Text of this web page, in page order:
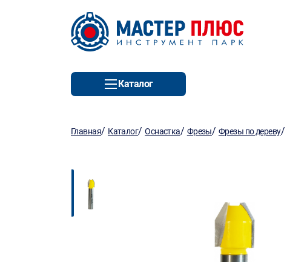
Каталог
Главная/ Каталог/Оснастка/ Фрезы/ Фрезы по дереву/